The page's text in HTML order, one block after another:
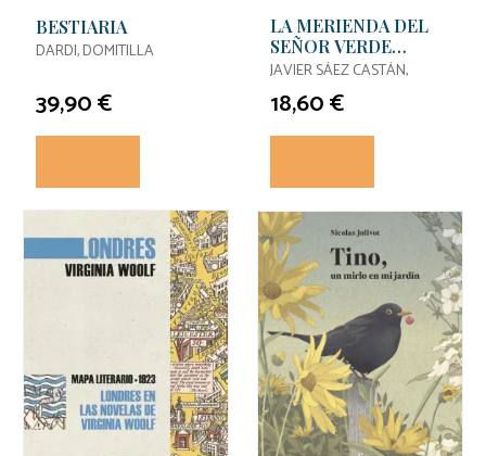
BESTIARIA
DARDI, DOMITILLA
39,90 €
LA MERIENDA DEL
SEÑOR VERDE
(ESPECIAL)
JAVIER SÁEZ CASTÁN,
18,60 €